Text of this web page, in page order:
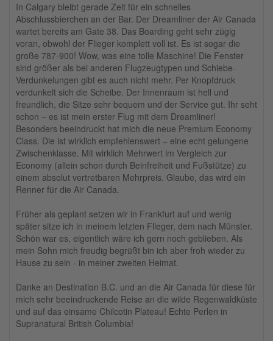
In Calgary bleibt gerade Zeit für ein schnelles
Abschlussbierchen an der Bar. Der Dreamliner der Air Canada
wartet bereits am Gate 38. Das Boarding geht sehr zügig
voran, obwohl der Flieger komplett voll ist. Es ist sogar die
große 787-900! Wow, was eine tolle Maschine! Die Fenster
sind größer als bei anderen Flugzeugtypen und Schiebe-
Verdunkelungen gibt es auch nicht mehr. Per Knopfdruck
verdunkelt sich die Scheibe. Der Innenraum ist hell und
freundlich, die Sitze sehr bequem und der Service gut. Ihr seht
schon – es ist mein erster Flug mit dem Dreamliner!
Besonders beeindruckt hat mich die neue Premium Economy
Class. Die ist wirklich empfehlenswert – eine echt gelungene
Zwischenklasse. Mit wirklich Mehrwert im Vergleich zur
Economy (allein schon durch Beinfreiheit und Fußstütze) zu
einem absolut vertretbaren Mehrpreis. Glaube, das wird ein
Renner für die Air Canada.
Früher als geplant setzen wir in Frankfurt auf und wenig
später sitze ich in meinem letzten Flieger, dem nach Münster.
Schön war es, eigentlich wäre ich gern noch geblieben. Als
mein Sohn mich freudig begrüßt bin ich aber froh wieder zu
Hause zu sein - in meiner zweiten Heimat.
Danke an Destination B.C. und an die Air Canada für diese für
mich sehr beeindruckende Reise an die wilde Regenwaldküste
und auf das einsame Chilcotin Plateau! Echte Perlen in
Supranatural British Columbia!